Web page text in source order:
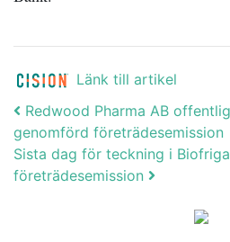
Länk till artikel
Post
Redwood Pharma AB
genomförd företrädesemission
Sista dag för teckning i
företrädesemission